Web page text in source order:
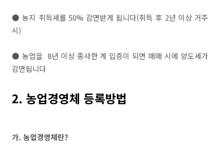
● 농지 취득세를 50% 감면받게 됩니다(취득 후 2년 이상 거주
시)
● 농업을 8년 이상 종사한 게 입증이 되면 매매 시에 양도세가
감면됩니다
2. 농업경영체 등록방법
가. 농업경영체란?